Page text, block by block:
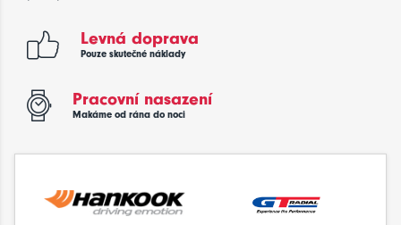
Levná doprava
Pouze skutečné náklady
Pracovní nasazení
Makáme od rána do noci